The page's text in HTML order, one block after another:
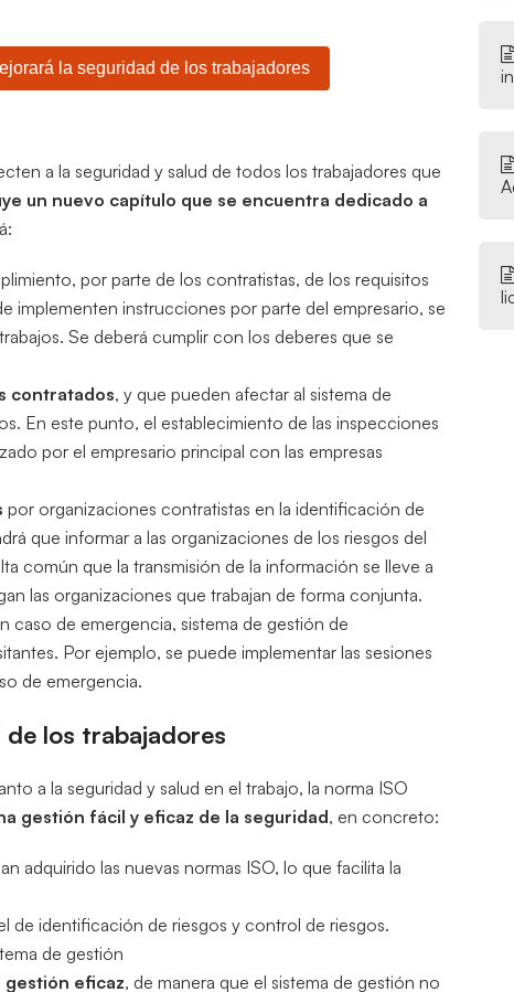
la seguridad de los trabajadores
a la seguridad y salud de todos los trabajadores que
un nuevo capítulo que se encuentra dedicado a
por parte de los contratistas, de los requisitos
implementen instrucciones por parte del empresario, se
Se deberá cumplir con los deberes que se
contratados, y que pueden afectar al sistema de
En este punto, el establecimiento de las inspecciones
por el empresario principal con las empresas
por organizaciones contratistas en la identificación de
que informar a las organizaciones de los riesgos del
común que la transmisión de la información se lleve a
las organizaciones que trabajan de forma conjunta.
caso de emergencia, sistema de gestión de
Por ejemplo, se puede implementar las sesiones
de emergencia.
los trabajadores
a la seguridad y salud en el trabajo, la norma ISO
gestión fácil y eficaz de la seguridad, en concreto:
adquirido las nuevas normas ISO, lo que facilita la
de identificación de riesgos y control de riesgos.
de gestión
eficaz, de manera que el sistema de gestión no